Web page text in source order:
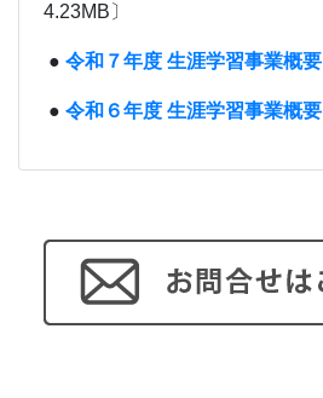
4.23MB〕
● 令和７年度 生涯学習事業概要
● 令和６年度 生涯学習事業概要